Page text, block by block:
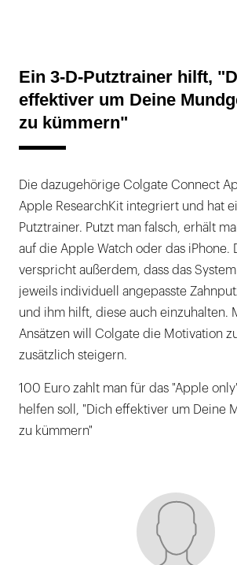
Ein 3-D-Putztrainer hilft,
effektiver um Deine
zu kümmern"
Die dazugehörige Colgate Connect
Apple ResearchKit integriert und hat
Putztrainer. Putzt man falsch, erhält
auf die Apple Watch oder das iPhone.
verspricht außerdem, dass das
jeweils individuell angepasste
und ihm hilft, diese auch einzuhalten.
Ansätzen will Colgate die Motivation
zusätzlich steigern.
100 Euro zahlt man für das "Apple
helfen soll, "Dich effektiver um Deine
zu kümmern"